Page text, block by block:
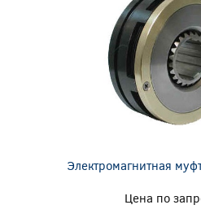
Электромагнитная
Цена по